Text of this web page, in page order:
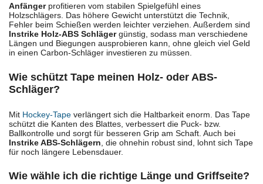
Anfängerprofitieren vom stabilen Spielgefühl eines
Holzschlägers. Das höhere Gewicht unterstützt die Technik,
Fehler beim Schießen werden leichter verziehen. Außerdem sind
Instrike Holz-ABS Schlägergünstig, sodass man verschiedene
Längen und Biegungen ausprobieren kann, ohne gleich viel Geld
in einen Carbon-Schläger investieren zu müssen.
Wie schützt Tape meinen Holz- oder ABS-
Schläger?
Mit Hockey-Tape verlängert sich die Haltbarkeit enorm. Das Tape
schützt die Kanten des Blattes, verbessert die Puck- bzw.
Ballkontrolle und sorgt für besseren Grip am Schaft. Auch bei
Instrike ABS-Schlägern , die ohnehin robust sind, lohnt sich Tape
für noch längere Lebensdauer.
Wie wähle ich die richtige Länge und Griffseite?